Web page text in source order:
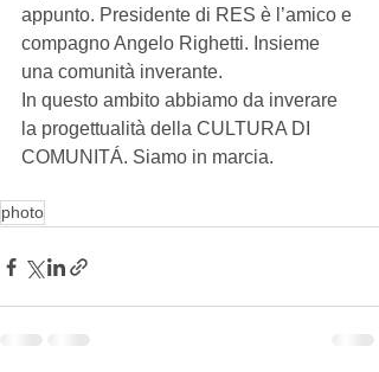
appunto. Presidente di RES è l’amico e
compagno Angelo Righetti. Insieme
una comunità inverante.
In questo ambito abbiamo da inverare
la progettualità della CULTURA DI
COMUNITÁ. Siamo in marcia.
photo